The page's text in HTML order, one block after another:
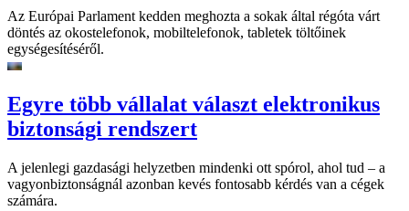
Az Európai Parlament kedden meghozta a sokak által régóta várt
döntés az okostelefonok, mobiltelefonok, tabletek töltőinek
egységesítéséről.
Egyre több vállalat választ elektronikus
biztonsági rendszert
A jelenlegi gazdasági helyzetben mindenki ott spórol, ahol tud – a
vagyonbiztonságnál azonban kevés fontosabb kérdés van a cégek
számára.